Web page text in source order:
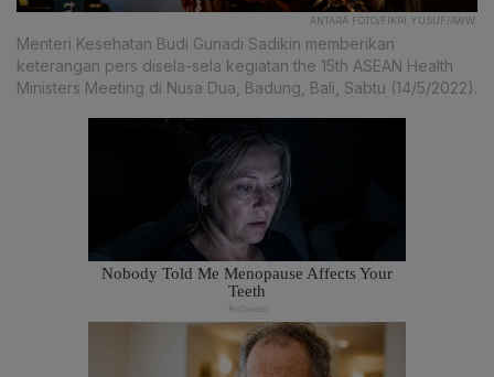
ANTARA FOTO/FIKRI YUSUF/AWW.
Menteri Kesehatan Budi Gunadi Sadikin memberikan
keterangan pers disela-sela kegiatan the 15th ASEAN Health
Ministers Meeting di Nusa Dua, Badung, Bali, Sabtu (14/5/2022).